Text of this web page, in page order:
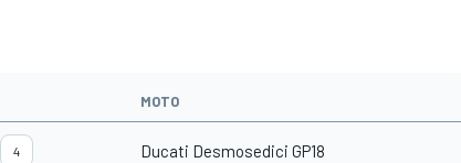
MOTO
4 Ducati Desmosedici GP18